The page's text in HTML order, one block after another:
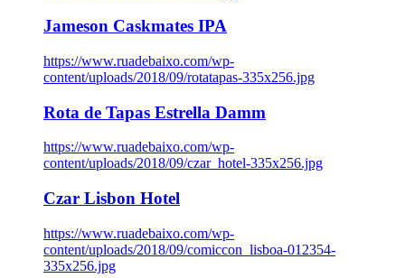
Jameson Caskmates IPA
https://www.ruadebaixo.com/wp-
content/uploads/2018/09/rotatapas-335x256.jpg
Rota de Tapas Estrella Damm
https://www.ruadebaixo.com/wp-
content/uploads/2018/09/czar_hotel-335x256.jpg
Czar Lisbon Hotel
https://www.ruadebaixo.com/wp-
content/uploads/2018/09/comiccon_lisboa-012354-
335x256.jpg